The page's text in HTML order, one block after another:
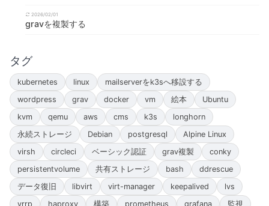
2026/02/01
gravを複製する
タグ
kubernetes linux
mailserverをk3sへ移設する
wordpress
grav docker vm 絵本
Ubuntu
kvm
qemu aws cms k3s
longhorn
永続ストレージ
Debian postgresql
Alpine Linux
virsh
circleci ベーシック認証 grav複製
conky
persistentvolume
共有ストレージ bash
ddrescue
データ復旧
libvirt virt-manager keepalived
lvs
vrrp
haproxy 構築 prometheus grafana 監視